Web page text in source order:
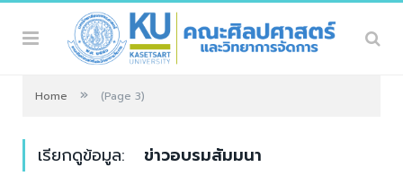
Home » (Page 3)
เรียกดูข้อมูล: ข่าวอบรมสัมมนา